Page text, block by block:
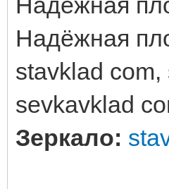
Надёжная
stavklad
sevkavklad
Зеркало: